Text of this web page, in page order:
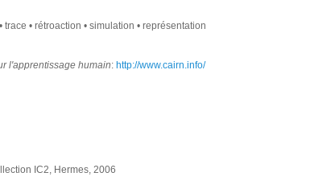
• rétroaction • simulation • représentation
l'apprentissage humain: http://www.cairn.info/
IC2, Hermes, 2006